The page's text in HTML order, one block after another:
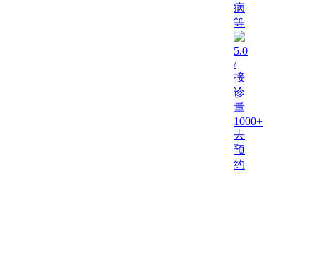
病
等
5.0
/
接
诊
量
1000+
去
预
约